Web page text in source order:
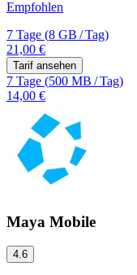
Empfohlen
7 Tage (8 GB /Tag)
21,00 €
Tarif ansehen
7 Tage (500 MB /Tag)
14,00 €
Maya Mobile
4.6